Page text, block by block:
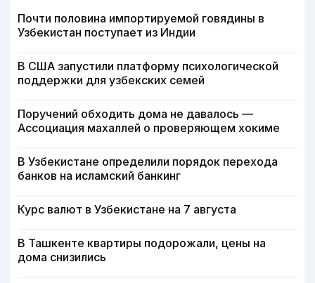
Почти половина импортируемой говядины в
Узбекистан поступает из Индии
В США запустили платформу психологической
поддержки для узбекских семей
Поручений обходить дома не давалось —
Ассоциация махаллей о проверяющем хокиме
В Узбекистане определили порядок перехода
банков на исламский банкинг
Курс валют в Узбекистане на 7 августа
В Ташкенте квартиры подорожали, цены на
дома снизились